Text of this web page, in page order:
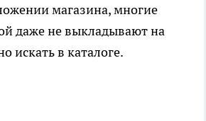
магазина, многие
даже не выкладывают на
искать в каталоге.